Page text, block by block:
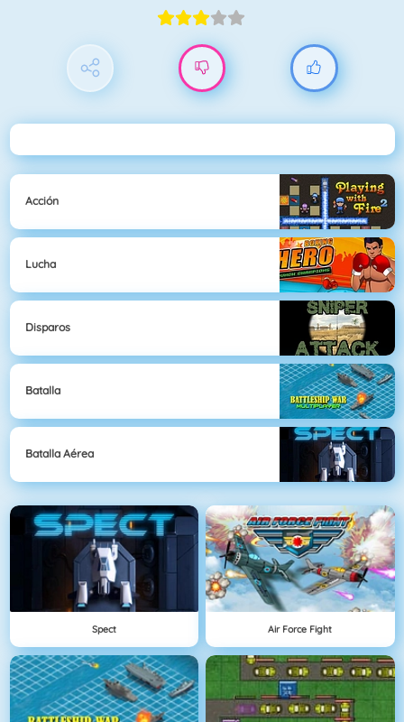
Acción
Lucha
Disparos
Batalla
Batalla Aérea
Spect Air Force Fight